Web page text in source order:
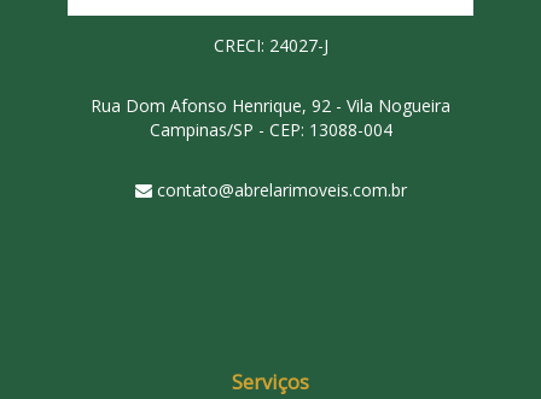
CRECI: 24027-J
Rua Dom Afonso Henrique, 92 - Vila Nogueira
Campinas/SP - CEP: 13088-004
contato@abrelarimoveis.com.br
Serviços